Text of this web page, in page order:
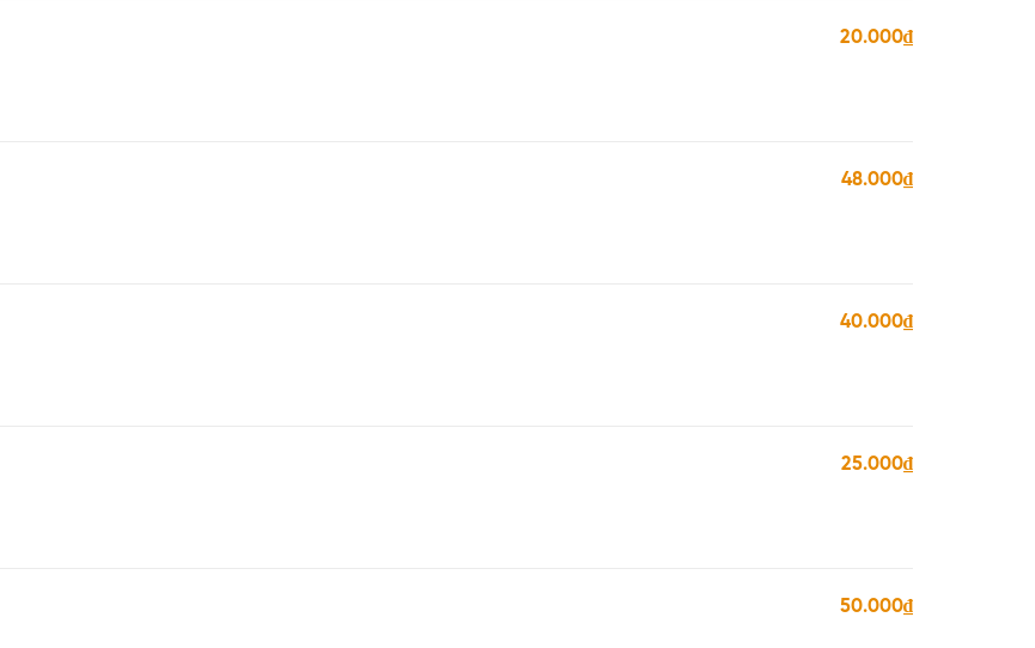
20.000₫
48.000₫
40.000₫
25.000₫
50.000₫